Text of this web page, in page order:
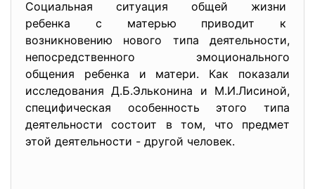
Социальная ситуация общей жизни
ребенка с матерью приводит к
возникновению нового типа деятельности,
непосредственного эмоционального
общения ребенка и матери. Как показали
исследования Д.Б.Эльконина и М.И.Лисиной,
специфическая особенность этого типа
деятельности состоит в том, что предмет
этой деятельности - другой человек.